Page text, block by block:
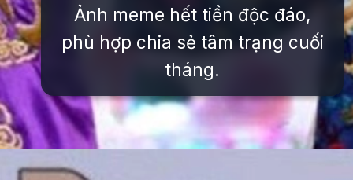
Ảnh meme hết tiền độc đáo,
phù hợp chia sẻ tâm trạng cuối
tháng.
Đang mở